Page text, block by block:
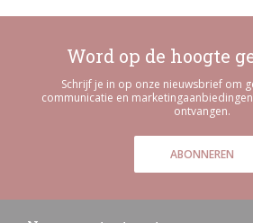
Word op de hoogte
Schrijf je in op onze nieuwsbrief om
communicatie en
ontvangen.
ABONNEREN